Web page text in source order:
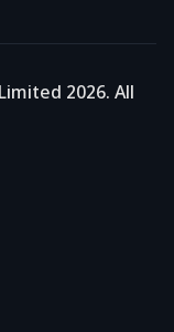
2026. All